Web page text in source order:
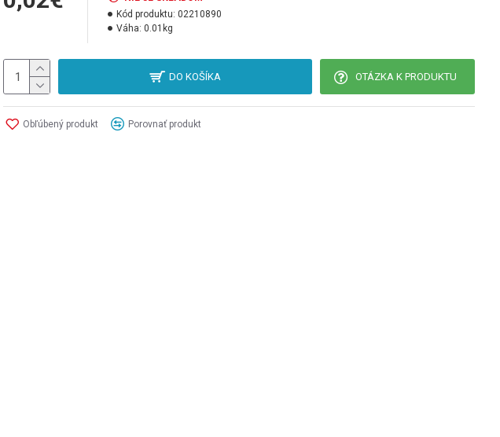
Kód produktu: 02210890
Váha: 0.01kg
DO KOŠÍKA OTÁZKA K PRODUKTU
Obľúbený produkt Porovnať produkt